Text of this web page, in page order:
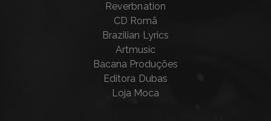
Reverbnation
CD Romã
Brazilian Lyrics
Artmusic
Bacana Produções
Editora Dubas
Loja Moca